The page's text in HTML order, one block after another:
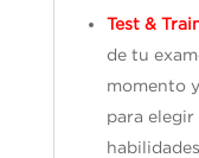
Test &
de tu
momento
para